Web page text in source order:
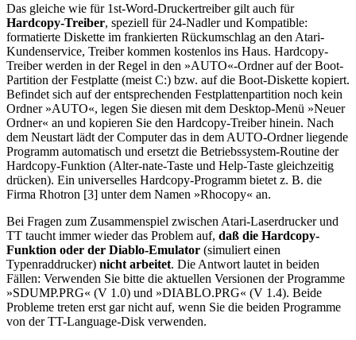
Das gleiche wie für 1st-Word-Druckertreiber gilt auch für
Hardcopy-Treiber, speziell für 24-Nadler und Kompatible:
formatierte Diskette im frankierten Rückumschlag an den Atari-
Kundenservice, Treiber kommen kostenlos ins Haus. Hardcopy-
Treiber werden in der Regel in den »AUTO«-Ordner auf der Boot-
Partition der Festplatte (meist C:) bzw. auf die Boot-Diskette kopiert.
Befindet sich auf der entsprechenden Festplattenpartition noch kein
Ordner »AUTO«, legen Sie diesen mit dem Desktop-Menü »Neuer
Ordner« an und kopieren Sie den Hardcopy-Treiber hinein. Nach
dem Neustart lädt der Computer das in dem AUTO-Ordner liegende
Programm automatisch und ersetzt die Betriebssystem-Routine der
Hardcopy-Funktion (Alter-nate-Taste und Help-Taste gleichzeitig
drücken). Ein universelles Hardcopy-Programm bietet z. B. die
Firma Rhotron [3] unter dem Namen »Rhocopy« an.
Bei Fragen zum Zusammenspiel zwischen Atari-Laserdrucker und
TT taucht immer wieder das Problem auf, daß die Hardcopy-
Funktion oder der Diablo-Emulator (simuliert einen
Typenraddrucker) nicht arbeitet. Die Antwort lautet in beiden
Fällen: Verwenden Sie bitte die aktuellen Versionen der Programme
»SDUMP.PRG« (V 1.0) und »DIABLO.PRG« (V 1.4). Beide
Probleme treten erst gar nicht auf, wenn Sie die beiden Programme
von der TT-Language-Disk verwenden.